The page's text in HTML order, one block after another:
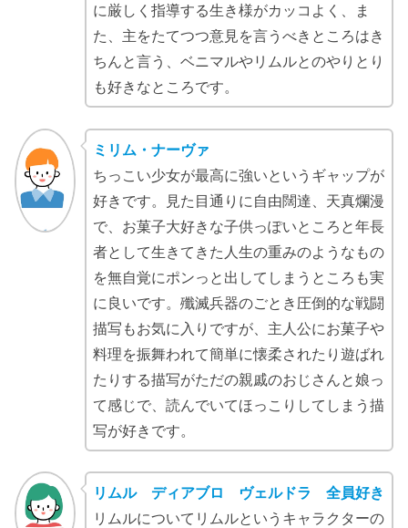
に厳しく指導する生き様がカッコよく、ま
た、主をたてつつ意見を言うべきところはき
ちんと言う、ベニマルやリムルとのやりとり
も好きなところです。
ミリム・ナーヴァ
ちっこい少女が最高に強いというギャップが
好きです。見た目通りに自由闊達、天真爛漫
で、お菓子大好きな子供っぽいところと年長
者として生きてきた人生の重みのようなもの
を無自覚にポンっと出してしまうところも実
に良いです。殲滅兵器のごとき圧倒的な戦闘
描写もお気に入りですが、主人公にお菓子や
料理を振舞われて簡単に懐柔されたり遊ばれ
たりする描写がただの親戚のおじさんと娘っ
て感じで、読んでいてほっこりしてしまう描
写が好きです。
リムル ディアブロ ヴェルドラ 全員好き
リムルについてリムルというキャラクターの